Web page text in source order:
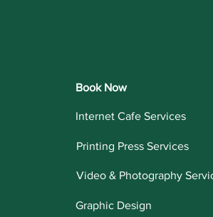
Book Now
Internet Cafe Services
Printing Press Services
Video & Photography
Graphic Design